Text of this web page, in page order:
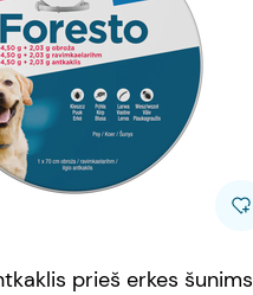
prieš erkes šunims